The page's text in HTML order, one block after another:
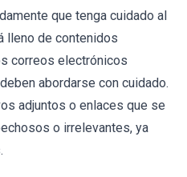
que tenga cuidado al
lleno de contenidos
correos electrónicos
abordarse con cuidado.
adjuntos o enlaces que se
o irrelevantes, ya